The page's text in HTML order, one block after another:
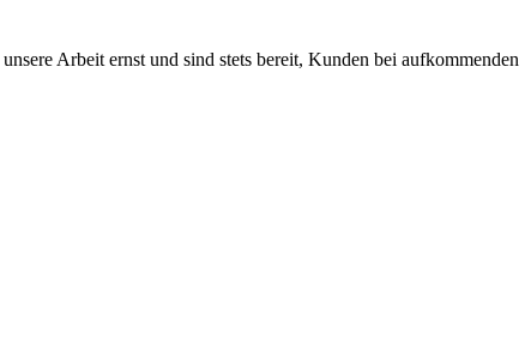
Arbeit ernst und sind stets bereit, Kunden bei aufkommenden